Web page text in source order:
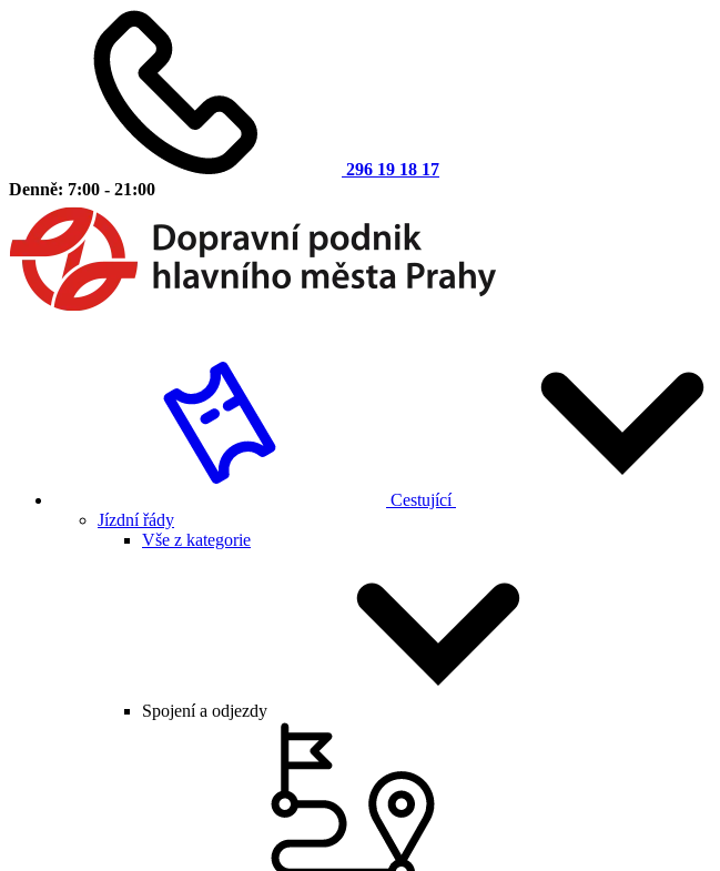
296 19 18 17
Denně: 7:00 - 21:00
Cestující
Jízdní řády
Vše z kategorie
Spojení a odjezdy